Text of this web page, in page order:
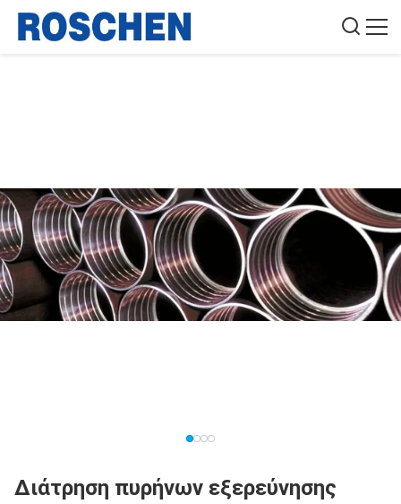
Διάτρηση πυρήνων εξερεύνησης